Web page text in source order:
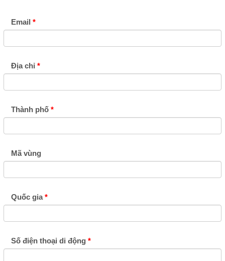
Email
Địa chỉ
Thành phố
Mã vùng
Quốc gia
Số điện thoại di động